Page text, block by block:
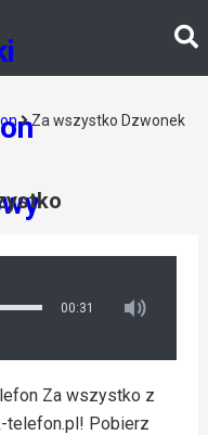
Za wszystko Dzwonek
00:31
Za wszystko z
telefon.pl! Pobierz